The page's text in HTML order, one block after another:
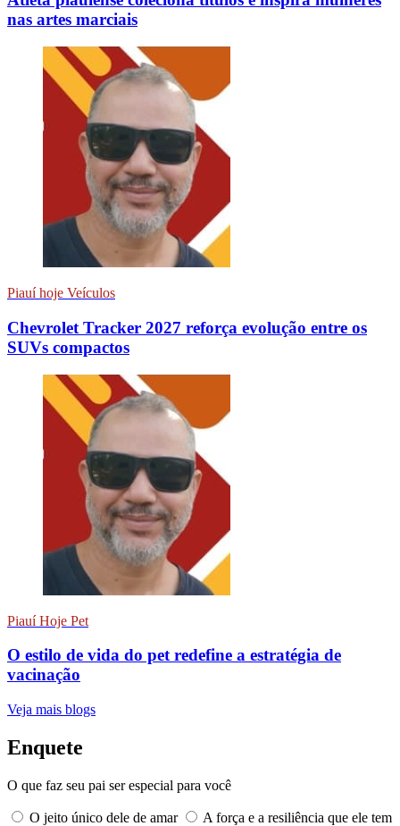
nas artes marciais
Piauí hoje Veículos
Chevrolet Tracker 2027 reforça evolução entre os
SUVs compactos
Piauí Hoje Pet
O estilo de vida do pet redefine a estratégia de
vacinação
Veja mais blogs
Enquete
O que faz seu pai ser especial para você
O jeito único dele de amar
A força e a resiliência que ele tem